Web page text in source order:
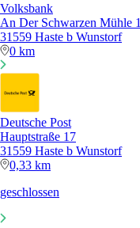
Volksbank
An Der Schwarzen Mühle 1
31559 Haste b Wunstorf
0 km
Deutsche Post
Hauptstraße 17
31559 Haste b Wunstorf
0,33 km
geschlossen